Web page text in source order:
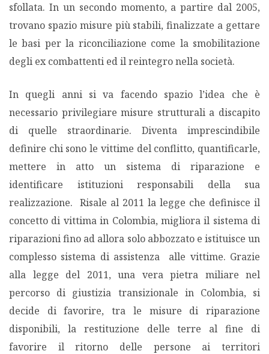
sfollata. In un secondo momento, a partire dal 2005,
trovano spazio misure più stabili, finalizzate a gettare
le basi per la riconciliazione come la smobilitazione
degli ex combattenti ed il reintegro nella società.
In quegli anni si va facendo spazio l’idea che è
necessario privilegiare misure strutturali a discapito
di quelle straordinarie. Diventa imprescindibile
definire chi sono le vittime del conflitto, quantificarle,
mettere in atto un sistema di riparazione e
identificare istituzioni responsabili della sua
realizzazione. Risale al 2011 la legge che definisce il
concetto di vittima in Colombia, migliora il sistema di
riparazioni fino ad allora solo abbozzato e istituisce un
complesso sistema di assistenza alle vittime. Grazie
alla legge del 2011, una vera pietra miliare nel
percorso di giustizia transizionale in Colombia, si
decide di favorire, tra le misure di riparazione
disponibili, la restituzione delle terre al fine di
favorire il ritorno delle persone ai territori